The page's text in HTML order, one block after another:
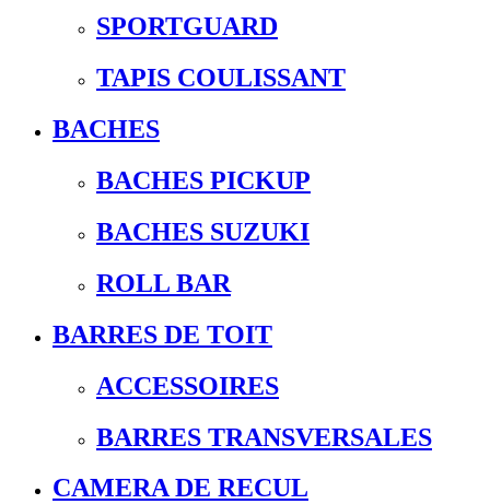
SPORTGUARD
TAPIS COULISSANT
BACHES
BACHES PICKUP
BACHES SUZUKI
ROLL BAR
BARRES DE TOIT
ACCESSOIRES
BARRES TRANSVERSALES
CAMERA DE RECUL